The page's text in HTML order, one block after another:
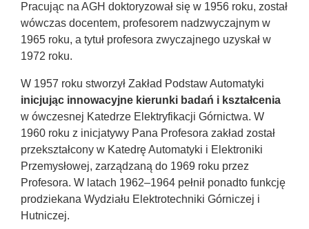
Pracując na AGH doktoryzował się w 1956 roku, został
wówczas docentem, profesorem nadzwyczajnym w
1965 roku, a tytuł profesora zwyczajnego uzyskał w
1972 roku.
W 1957 roku stworzył Zakład Podstaw Automatyki
inicjując innowacyjne kierunki badań i kształcenia
w ówczesnej Katedrze Elektryfikacji Górnictwa. W
1960 roku z inicjatywy Pana Profesora zakład został
przekształcony w Katedrę Automatyki i Elektroniki
Przemysłowej, zarządzaną do 1969 roku przez
Profesora. W latach 1962–1964 pełnił ponadto funkcję
prodziekana Wydziału Elektrotechniki Górniczej i
Hutniczej.